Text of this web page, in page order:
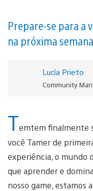
Prepare-se para a
na próxima
Lucía Prieto
Community
Temtem finalmente
você Tamer de
experiência, o mundo
que aprender e
nosso game, estamos